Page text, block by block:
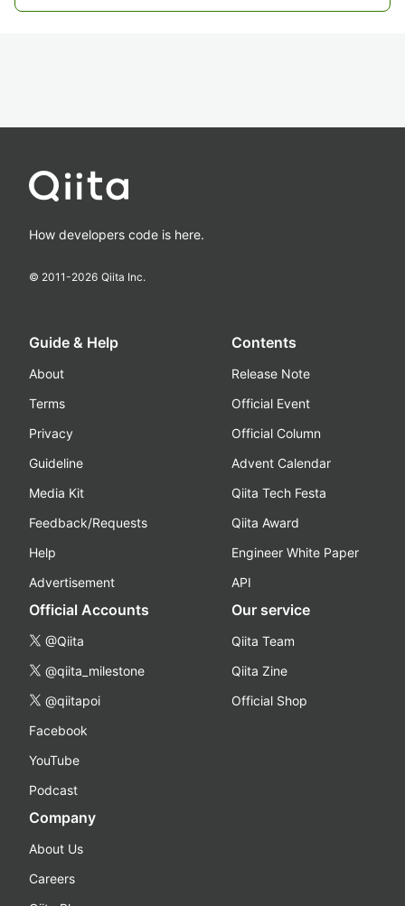
How developers code is here.
© 2011-2026 Qiita Inc.
Guide & Help
About
Terms
Privacy
Guideline
Media Kit
Feedback/Requests
Help
Advertisement
Contents
Release Note
Official Event
Official Column
Advent Calendar
Qiita Tech Festa
Qiita Award
Engineer White Paper
API
Official Accounts
@Qiita
@qiita_milestone
@qiitapoi
Facebook
YouTube
Podcast
Our service
Qiita Team
Qiita Zine
Official Shop
Company
About Us
Careers